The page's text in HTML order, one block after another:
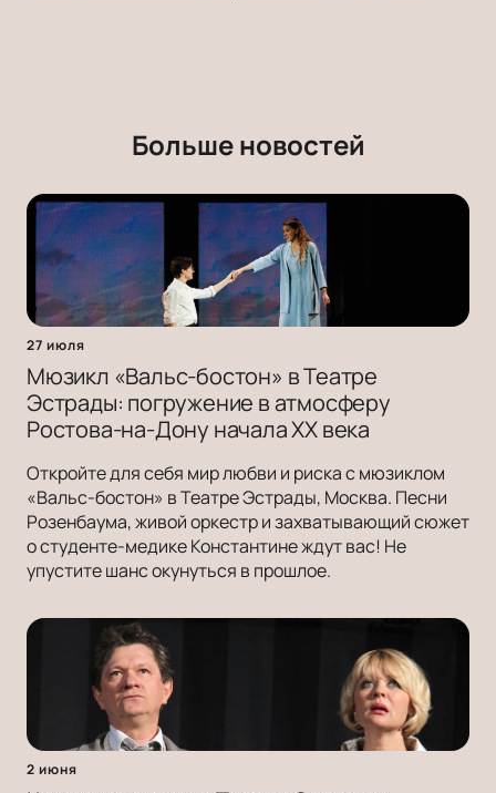
Больше новостей
27 июля
Мюзикл «Вальс-бостон» в Театре
Эстрады: погружение в атмосферу
Ростова-на-Дону начала ХХ века
Откройте для себя мир любви и риска с мюзиклом
«Вальс-бостон» в Театре Эстрады, Москва. Песни
Розенбаума, живой оркестр и захватывающий сюжет
о студенте-медике Константине ждут вас! Не
упустите шанс окунуться в прошлое.
2 июня